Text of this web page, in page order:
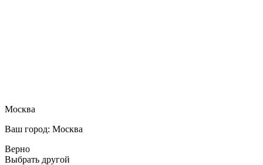
Москва
Ваш город: Москва
Верно
Выбрать другой